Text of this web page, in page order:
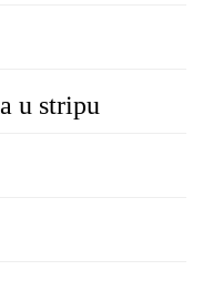
u stripu